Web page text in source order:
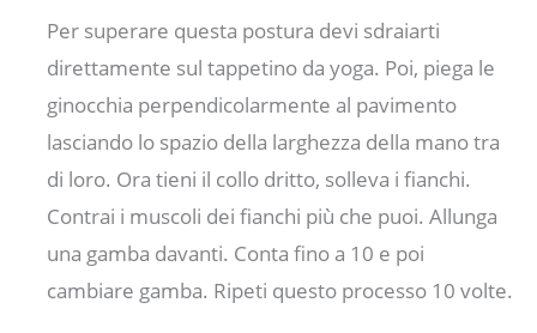
Per superare questa postura devi sdraiarti
direttamente sul tappetino da yoga. Poi, piega le
ginocchia perpendicolarmente al pavimento
lasciando lo spazio della larghezza della mano tra
di loro. Ora tieni il collo dritto, solleva i fianchi.
Contrai i muscoli dei fianchi più che puoi. Allunga
una gamba davanti. Conta fino a 10 e poi
cambiare gamba. Ripeti questo processo 10 volte.